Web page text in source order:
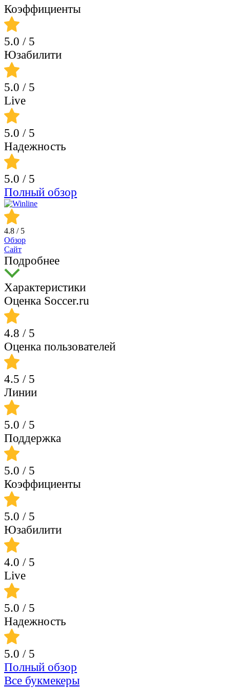
Коэффициенты
5.0 / 5
Юзабилити
5.0 / 5
Live
5.0 / 5
Надежность
5.0 / 5
Полный обзор
4.8 / 5
Обзор
Сайт
Подробнее
Характеристики
Оценка Soccer.ru
4.8 / 5
Оценка пользователей
4.5 / 5
Линии
5.0 / 5
Поддержка
5.0 / 5
Коэффициенты
5.0 / 5
Юзабилити
4.0 / 5
Live
5.0 / 5
Надежность
5.0 / 5
Полный обзор
Все букмекеры